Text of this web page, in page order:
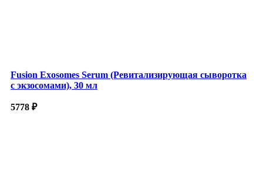
Fusion Exosomes Serum (Ревитализирующая сыворотка
с экзосомами), 30 мл
5778 ₽